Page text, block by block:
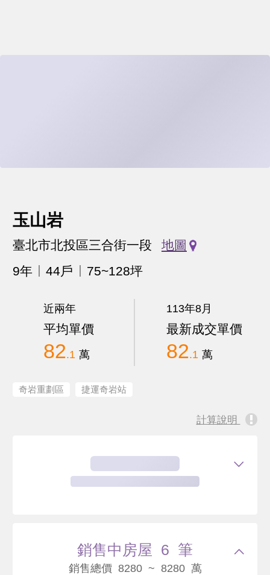
玉山岩
臺北市北投區三合街一段
地圖
9年
44戶 75~128坪
近兩年
平均單價
82.1 萬
113年8月
最新成交單價
82.1 萬
奇岩重劃區 捷運奇岩站
計算說明
銷售中房屋 6 筆
銷售總價 8280 ~ 8280 萬